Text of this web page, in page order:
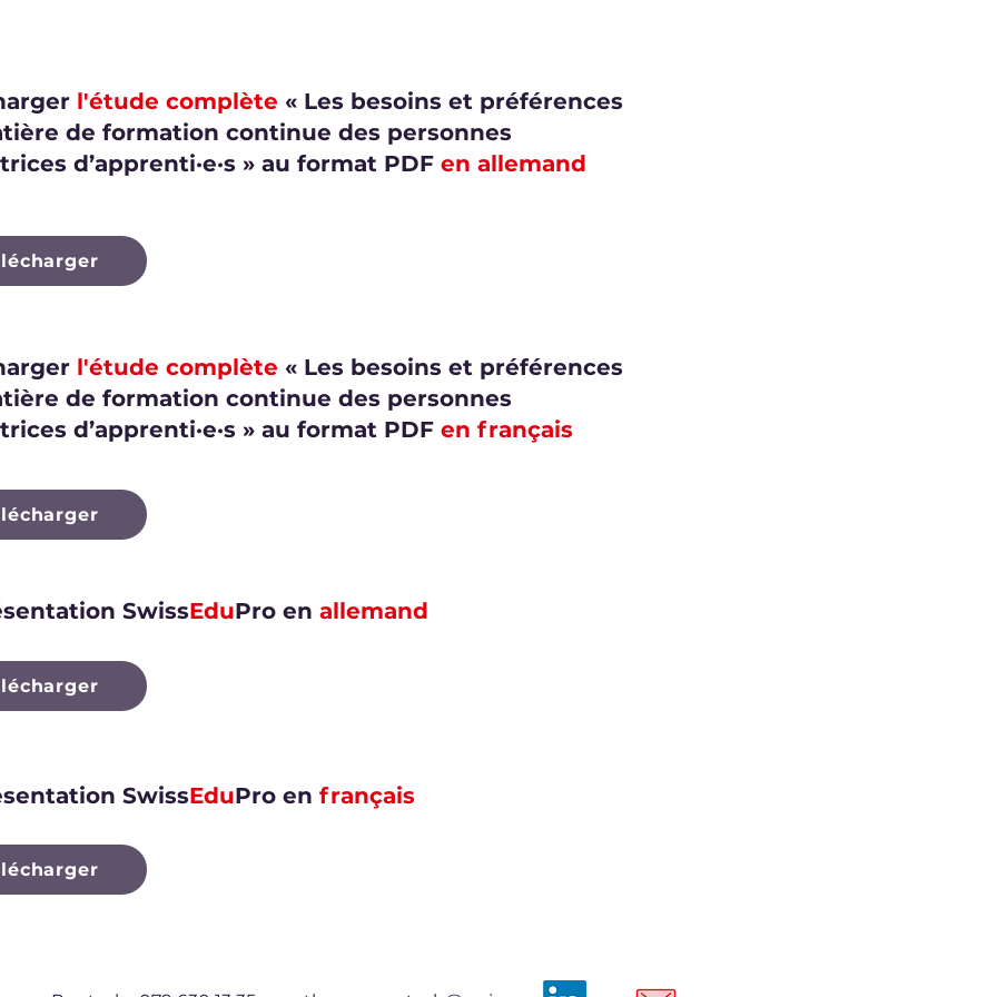
l'étude complète « Les besoins et préférences
de formation continue des personnes
d’apprenti·e·s » au format PDF en allemand
l'étude complète « Les besoins et préférences
de formation continue des personnes
d’apprenti·e·s » au format PDF en français
SwissEduPro en allemand
SwissEduPro en français